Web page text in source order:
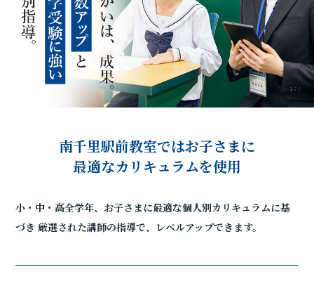
南千里駅前教室ではお子さまに
最適なカリキュラムを使用
小・中・高全学年、お子さまに最適な個人別カリキュラムに基
づき 厳選された講師の指導で、レベルアップできます。